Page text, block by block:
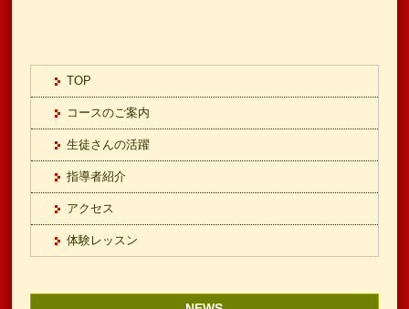
TOP
コースのご案内
生徒さんの活躍
指導者紹介
アクセス
体験レッスン